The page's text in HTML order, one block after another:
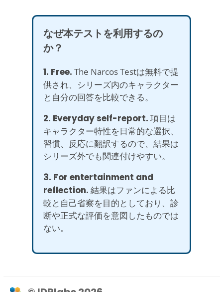
なぜ本テストを利用するの
か？
1. Free. The Narcos Testは無料で提
供され、シリーズ内のキャラクター
と自分の回答を比較できる。
2. Everyday self-report. 項目は
キャラクター特性を日常的な選択、
習慣、反応に翻訳するので、結果は
シリーズ外でも関連付けやすい。
3. For entertainment and
reflection. 結果はファンによる比
較と自己省察を目的としており、診
断や正式な評価を意図したものでは
ない。